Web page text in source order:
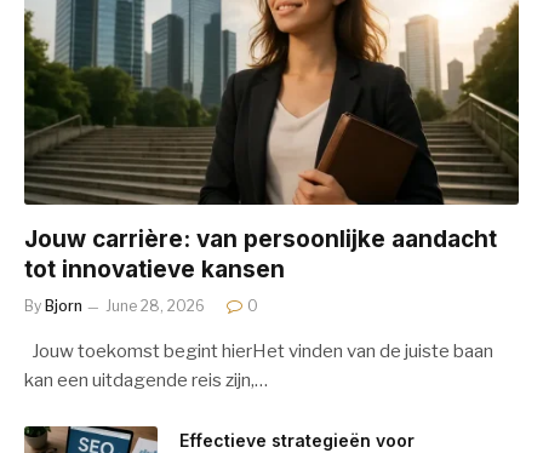
Jouw carrière: van persoonlijke aandacht
tot innovatieve kansen
By Bjorn June 28, 2026 0
Jouw toekomst begint hierHet vinden van de juiste baan
kan een uitdagende reis zijn,…
Effectieve strategieën voor